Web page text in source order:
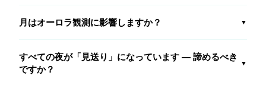
月はオーロラ観測に影響しますか？ ▼
すべての夜が「見送り」になっています — 諦めるべき
ですか？
▼